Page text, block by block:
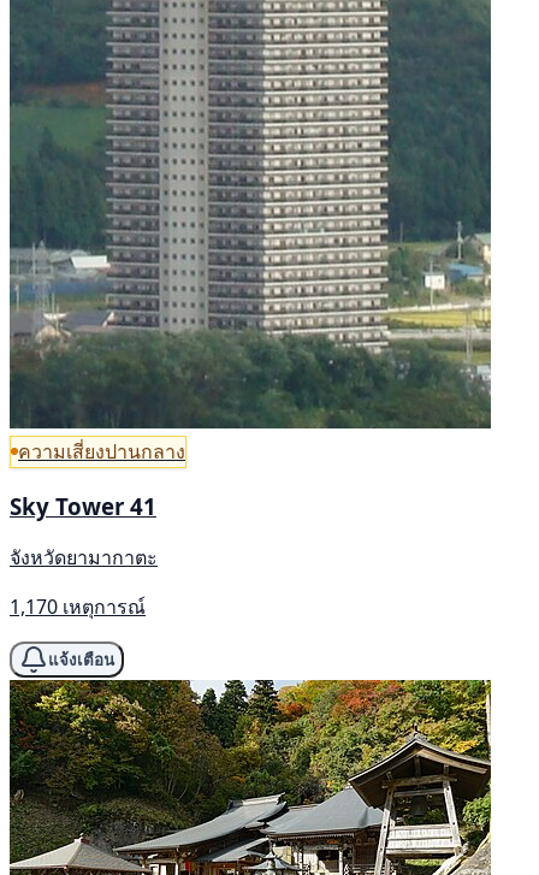
ความเสี่ยงปานกลาง
Sky Tower 41
จังหวัดยามากาตะ
1,170 เหตุการณ์
แจ้งเตือน